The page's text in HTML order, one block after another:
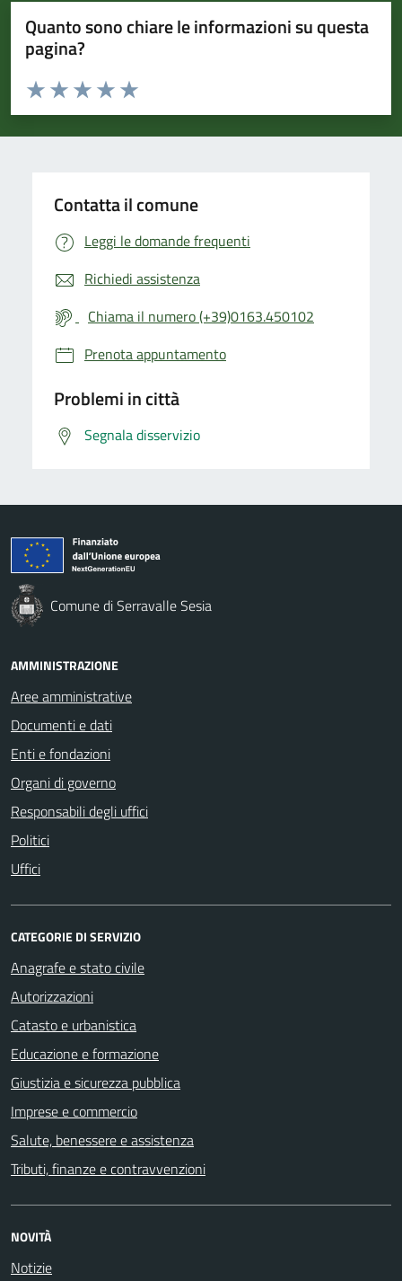
Quanto sono chiare le informazioni su questa
pagina?
Valuta da 1 a 5 stelle la pagina
Valuta 5 stelle su 5
Valuta 4 stelle su 5
Valuta 3 stelle su 5
Valuta 2 stelle su 5
Valuta 1 stelle su 5
Contatta il comune
Leggi le domande frequenti
Richiedi assistenza
Chiama il numero (+39)0163.450102
Prenota appuntamento
Problemi in città
Segnala disservizio
Comune di Serravalle Sesia
AMMINISTRAZIONE
Aree amministrative
Documenti e dati
Enti e fondazioni
Organi di governo
Responsabili degli uffici
Politici
Uffici
CATEGORIE DI SERVIZIO
Anagrafe e stato civile
Autorizzazioni
Catasto e urbanistica
Educazione e formazione
Giustizia e sicurezza pubblica
Imprese e commercio
Salute, benessere e assistenza
Tributi, finanze e contravvenzioni
NOVITÀ
Notizie